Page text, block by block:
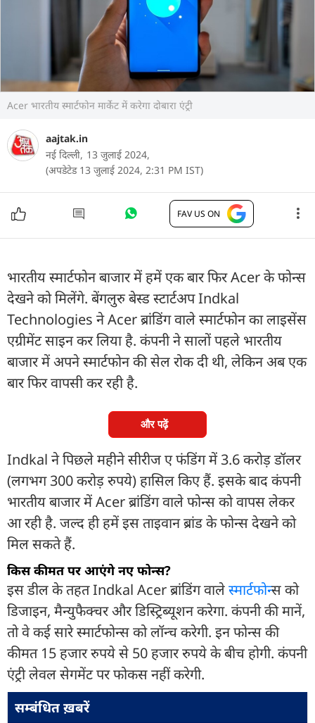
Acer भारतीय स्मार्टफोन मार्केट में करेगा दोबारा एंट्री
aajtak.in
नई दिल्ली, 13 जुलाई 2024,
(अपडेटेड 13 जुलाई 2024, 2:31 PM IST)
FAV US ON
भारतीय स्मार्टफोन बाजार में हमें एक बार फिर Acer के फोन्स
देखने को मिलेंगे. बेंगलुरु बेस्ड स्टार्टअप Indkal
Technologies ने Acer ब्रांडिंग वाले स्मार्टफोन का लाइसेंस
एग्रीमेंट साइन कर लिया है. कंपनी ने सालों पहले भारतीय
बाजार में अपने स्मार्टफोन की सेल रोक दी थी, लेकिन अब एक
बार फिर वापसी कर रही है.
और पढ़ें
Indkal ने पिछले महीने सीरीज ए फंडिंग में 3.6 करोड़ डॉलर
(लगभग 300 करोड़ रुपये) हासिल किए हैं. इसके बाद कंपनी
भारतीय बाजार में Acer ब्रांडिंग वाले फोन्स को वापस लेकर
आ रही है. जल्द ही हमें इस ताइवान ब्रांड के फोन्स देखने को
मिल सकते हैं.
किस कीमत पर आएंगे नए फोन्स?
इस डील के तहत Indkal Acer ब्रांडिंग वालेस्मार्टफोन्स को
डिजाइन, मैन्युफैक्चर और डिस्ट्रिब्यूशन करेगा. कंपनी की मानें,
तो वे कई सारे स्मार्टफोन्स को लॉन्च करेगी. इन फोन्स की
कीमत 15 हजार रुपये से 50 हजार रुपये के बीच होगी. कंपनी
एंट्री लेवल सेगमेंट पर फोकस नहीं करेगी.
सम्बंधित ख़बरें